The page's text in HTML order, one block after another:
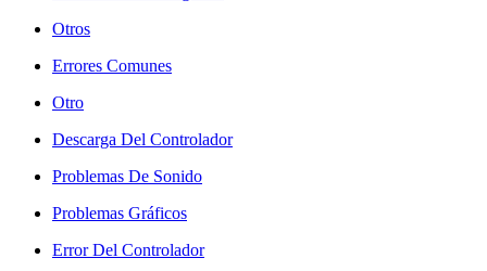
Otros
Errores Comunes
Otro
Descarga Del Controlador
Problemas De Sonido
Problemas Gráficos
Error Del Controlador